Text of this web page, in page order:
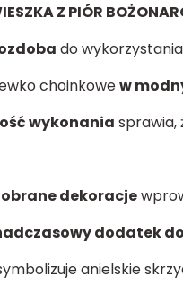
Z PIÓR
do
choinkowew
wykonania sprawia,
dekoracje
dodatek
anielskie